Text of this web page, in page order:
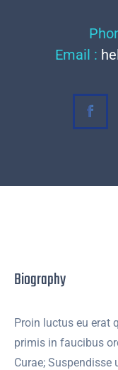
Email :
Biography
Proin luctus eu erat
primis in faucibus
Curae;